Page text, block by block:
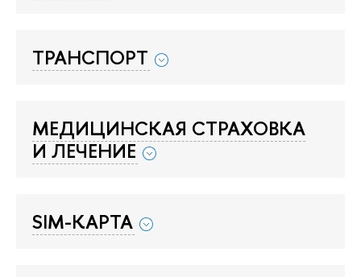
ТРАНСПОРТ
МЕДИЦИНСКАЯ СТРАХОВКА
И ЛЕЧЕНИЕ
SIM-КАРТА